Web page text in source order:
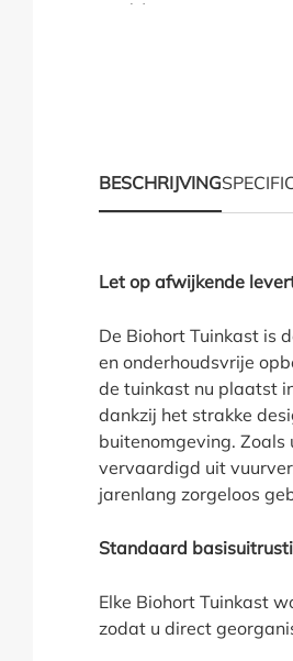
BESCHRIJVING
Let op afwijkende
De Biohort Tuinkast is
en onderhoudsvrije
de tuinkast nu plaatst
dankzij het strakke
buitenomgeving.
vervaardigd uit
jarenlang zorgeloos
Standaard
Elke Biohort Tuinkast
zodat u direct